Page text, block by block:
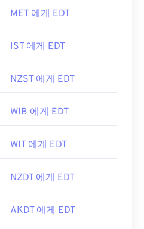
MET 에게 EDT
IST 에게 EDT
NZST 에게 EDT
WIB 에게 EDT
WIT 에게 EDT
NZDT 에게 EDT
AKDT 에게 EDT